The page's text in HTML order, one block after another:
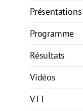
Présentations
Programme
Résultats
Vidéos
VTT